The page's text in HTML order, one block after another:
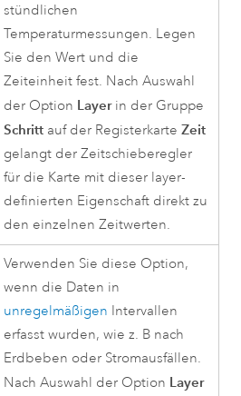
stündlichen
Temperaturmessungen. Legen
Sie den Wert und die
Zeiteinheit fest. Nach Auswahl
der Option Layerin der Gruppe
Schritt auf der RegisterkarteZeit
gelangt der Zeitschieberegler
für die Karte mit dieser layer-
definierten Eigenschaft direkt zu
den einzelnen Zeitwerten.
Verwenden Sie diese Option,
wenn die Daten in
unregelmäßigen Intervallen
erfasst wurden, wie z. B nach
Erdbeben oder Stromausfällen.
Nach Auswahl der Option Layer